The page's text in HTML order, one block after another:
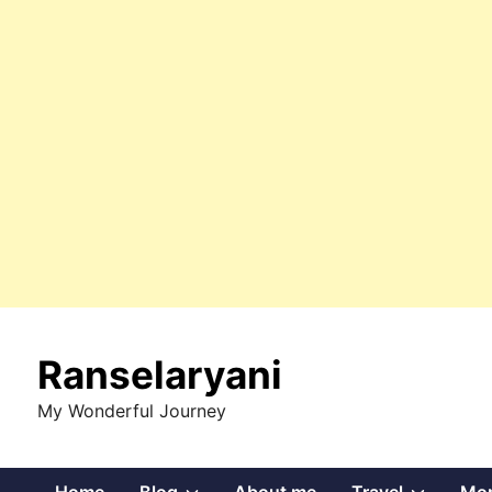
contentRanselaryani
My Wonderful Journey